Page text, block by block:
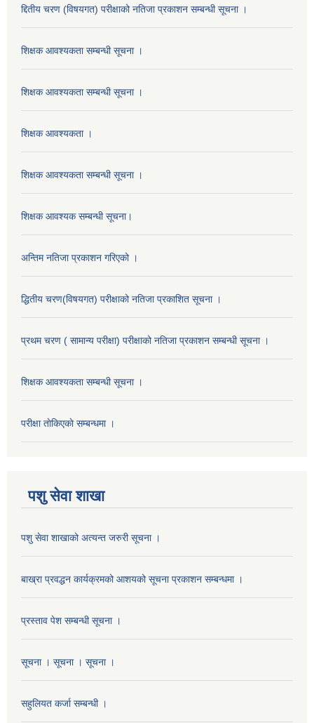
द्दितीय चरण (विषयगत) परीक्षाको नतिजा प्रकाशन सम्बन्धी सूचना ।
शिक्षक आवश्यकता सम्बन्धी सूचना ।
शिक्षक आवश्यकता सम्बन्धी सूचना ।
शिक्षक आवश्यकता ।
शिक्षक आवश्यकता सम्बन्धी सूचना ।
शिक्षक आवश्यक सम्बन्धी सूचना।
अन्तिम नतिजा प्रकाशन गरिएको ।
द्धितीय चरण(विषयगत) परीक्षाको नतिजा प्रकाशित सूचना ।
प्रथम चरण ( सामान्य परीक्षा) परीक्षाको नतिजा प्रकाशन सम्बन्धी सूचना ।
शिक्षक आवश्यकता सम्बन्धी सूचना ।
परीक्षा ताेकिएकाे सम्बन्धमा ।
पशु सेवा शाखा
पशु सेवा शाखाको अत्यन्त जरुरी सूचना ।
बाख्रा प्रवद्धन कार्यक्रमको आशयको सूचना प्रकाशन सम्बन्धमा ।
प्रस्ताव पेश सम्बन्धी सूचना ।
सूचना । सूचना । सूचना ।
सहुलियत कर्जा सम्बन्धी ।